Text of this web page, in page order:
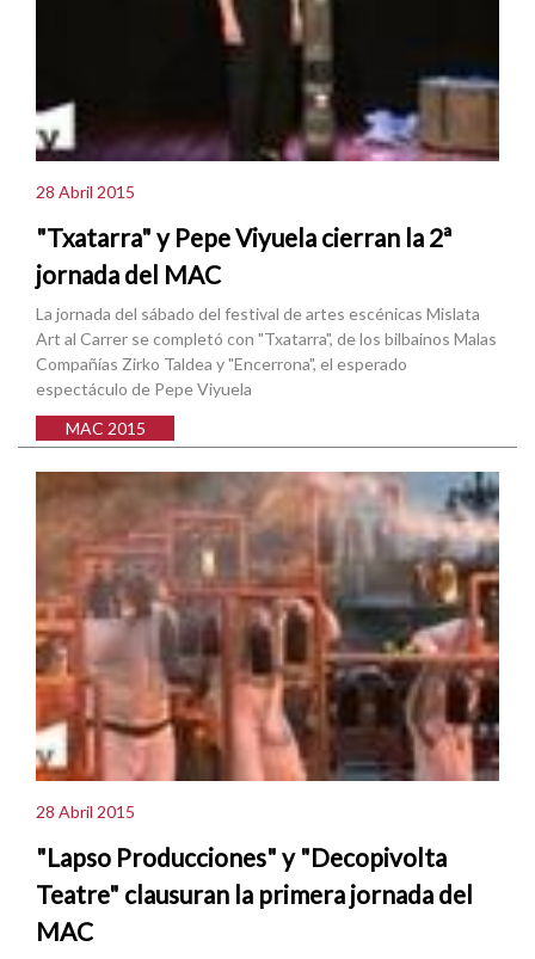
28 Abril 2015
"Txatarra" y Pepe Viyuela cierran la 2ª
jornada del MAC
La jornada del sábado del festival de artes escénicas Mislata
Art al Carrer se completó con "Txatarra", de los bilbainos Malas
Compañías Zirko Taldea y "Encerrona", el esperado
espectáculo de Pepe Viyuela
MAC 2015
28 Abril 2015
"Lapso Producciones" y "Decopivolta
Teatre" clausuran la primera jornada del
MAC